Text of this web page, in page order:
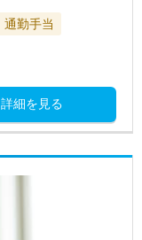
通勤手当
詳細を見る